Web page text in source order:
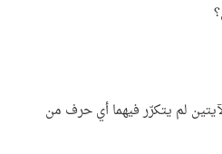
لم يتكرّر فيهما أي حرف من